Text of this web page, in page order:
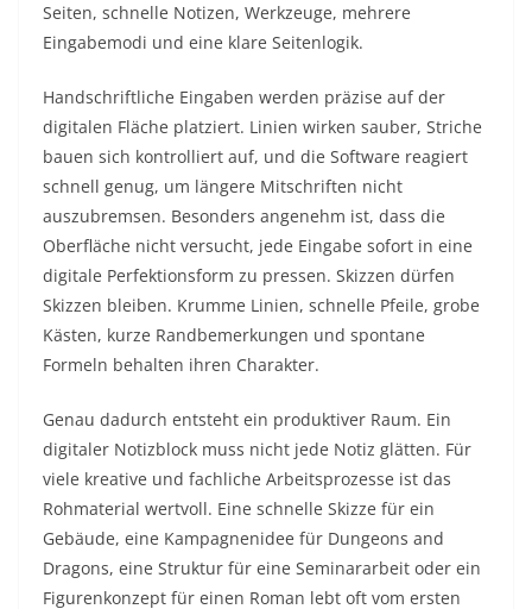
Seiten, schnelle Notizen, Werkzeuge, mehrere
Eingabemodi und eine klare Seitenlogik.
Handschriftliche Eingaben werden präzise auf der
digitalen Fläche platziert. Linien wirken sauber, Striche
bauen sich kontrolliert auf, und die Software reagiert
schnell genug, um längere Mitschriften nicht
auszubremsen. Besonders angenehm ist, dass die
Oberfläche nicht versucht, jede Eingabe sofort in eine
digitale Perfektionsform zu pressen. Skizzen dürfen
Skizzen bleiben. Krumme Linien, schnelle Pfeile, grobe
Kästen, kurze Randbemerkungen und spontane
Formeln behalten ihren Charakter.
Genau dadurch entsteht ein produktiver Raum. Ein
digitaler Notizblock muss nicht jede Notiz glätten. Für
viele kreative und fachliche Arbeitsprozesse ist das
Rohmaterial wertvoll. Eine schnelle Skizze für ein
Gebäude, eine Kampagnenidee für Dungeons and
Dragons, eine Struktur für eine Seminararbeit oder ein
Figurenkonzept für einen Roman lebt oft vom ersten